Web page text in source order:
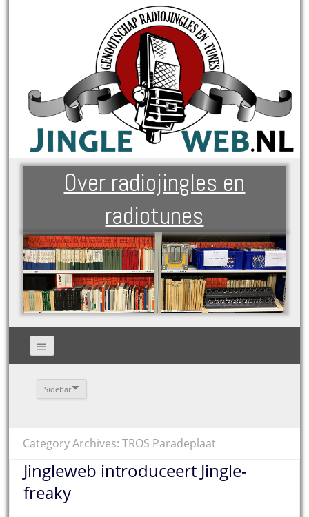
Over radiojingles en
radiotunes
Sidebar
Category Archives: TROS Paradeplaat
Jingleweb introduceert Jingle-
freaky